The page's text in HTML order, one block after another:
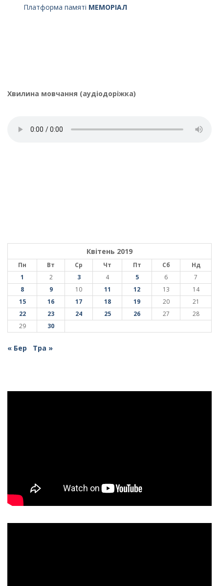
Платформа памяті МЕМОРІАЛ
Хвилина мовчання (аудіодоріжка)
Квітень 2019
Пн Вт Ср Чт Пт Сб
Нд
1
2 3 4 5 6
7
8
9 10 11 12 13
14
15
16 17 18 19 20
21
22
23 24 25 26 27
28
29
30
« Бер Тра »